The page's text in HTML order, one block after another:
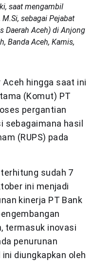
saat mengambil
sebagai Pejabat
Daerah Aceh) di Anjong
Banda Aceh, Kamis,
Aceh hingga saat ini
(Komut) PT
pergantian
sebagaimana hasil
(RUPS) pada
sudah 7
ini menjadi
kinerja PT Bank
termasuk inovasi
penurunan
diungkapkan oleh